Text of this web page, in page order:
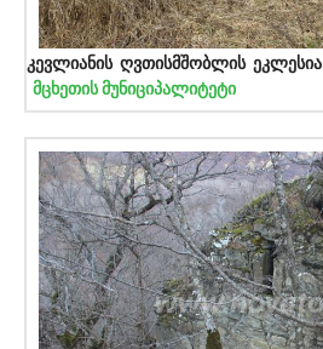
კევლიანის ღვთისმშობლის ეკლესია
მცხეთის მუნიციპალიტეტი